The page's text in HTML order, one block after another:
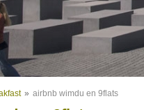
» airbnb wimdu en 9flats